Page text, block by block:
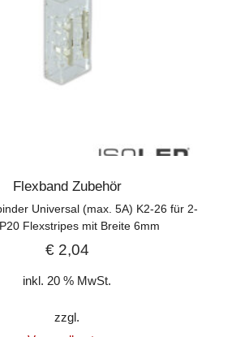
Flexband Zubehör
Universal (max. 5A) K2-26 für 2-
Flexstripes mit Breite 6mm
€2,04
inkl. 20 % MwSt.
zzgl.